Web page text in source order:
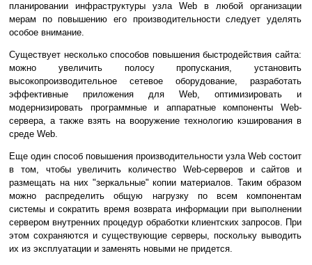
планировании инфраструктуры узла Web в любой организации
мерам по повышению его производительности следует уделять
особое внимание.
Существует несколько способов повышения быстродействия сайта:
можно увеличить полосу пропускания, установить
высокопроизводительное сетевое оборудование, разработать
эффективные приложения для Web, оптимизировать и
модернизировать программные и аппаратные компоненты Web-
сервера, а также взять на вооружение технологию кэширования в
среде Web.
Еще один способ повышения производительности узла Web состоит
в том, чтобы увеличить количество Web-серверов и сайтов и
размещать на них "зеркальные" копии материалов. Таким образом
можно распределить общую нагрузку по всем компонентам
системы и сократить время возврата информации при выполнении
сервером внутренних процедур обработки клиентских запросов. При
этом сохраняются и существующие серверы, поскольку выводить
их из эксплуатации и заменять новыми не придется.